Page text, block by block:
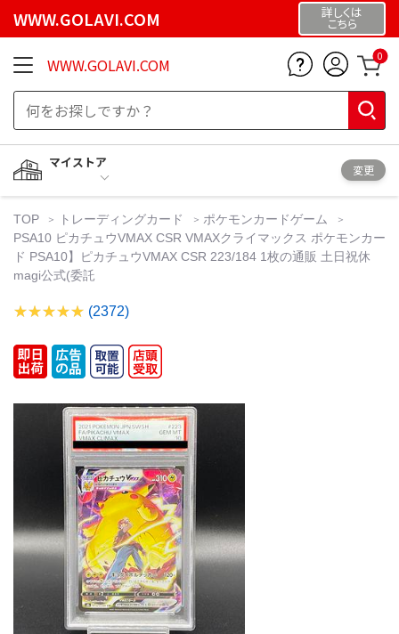
WWW.GOLAVI.COM 詳しくは
こちら
WWW.GOLAVI.COM 0
マイストア
変更
TOP トレーディングカード
ポケモンカードゲーム
PSA10 ピカチュウVMAX CSR VMAXクライマックス ポケモンカー
ド PSA10】ピカチュウVMAX CSR 223/184 1枚の通販 土日祝休
magi公式(委託
(2372)